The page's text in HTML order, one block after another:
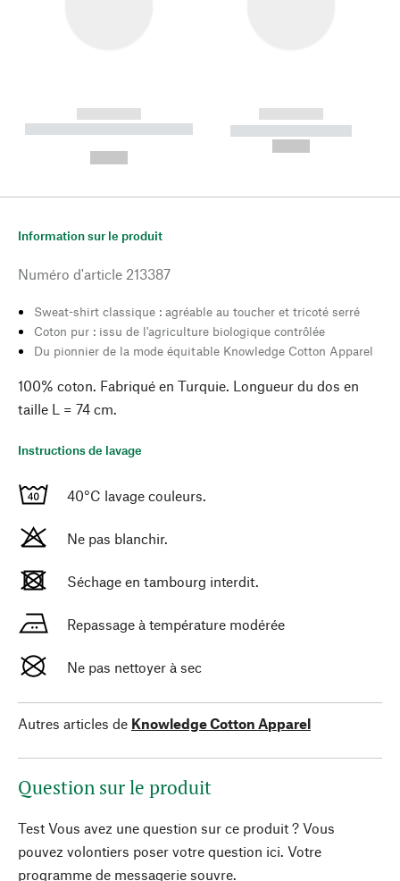
------------
----------- ----------- --------
------------
----------- -----------
Information sur le produit
Numéro d'article 213387
Sweat-shirt classique : agréable au toucher et tricoté serré
Coton pur : issu de l'agriculture biologique contrôlée
Du pionnier de la mode équitable Knowledge Cotton Apparel
100% coton. Fabriqué en Turquie. Longueur du dos en
taille L = 74 cm.
Instructions de lavage
40°C lavage couleurs.
Ne pas blanchir.
Séchage en tambourg interdit.
Repassage à température modérée
Ne pas nettoyer à sec
Autres articles de Knowledge Cotton Apparel
Question sur le produit
Test Vous avez une question sur ce produit ? Vous
pouvez volontiers poser votre question ici. Votre
programme de messagerie souvre.